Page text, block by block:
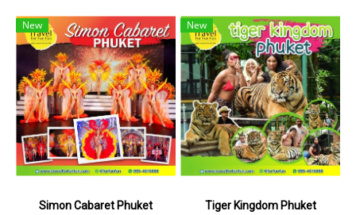
New
Simon Cabaret Phuket
New
Tiger Kingdom Phuket